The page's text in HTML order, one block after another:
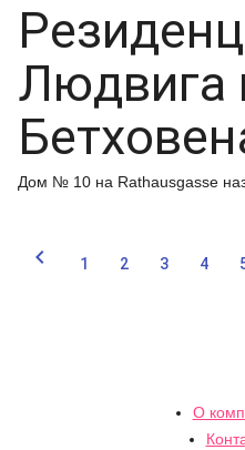
Людвига
Дом № 10 на Rathausgasse
 1 2 3 4
О